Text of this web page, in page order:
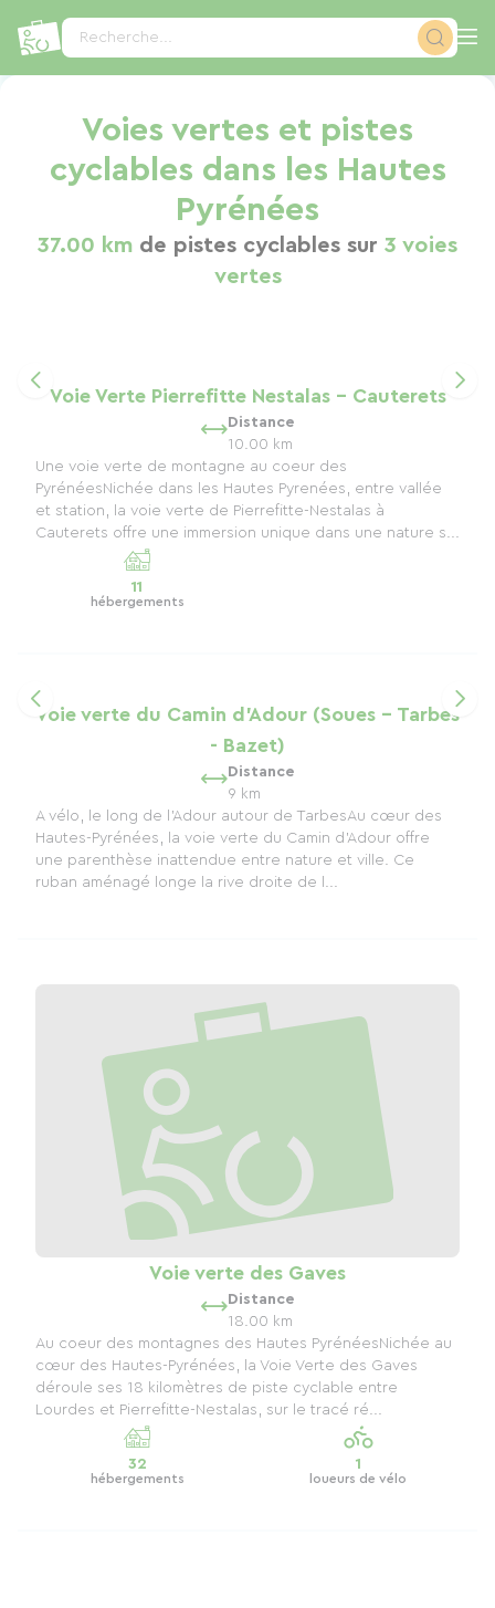
Recherche...
Voies vertes et pistes
cyclables dans les Hautes
Pyrénées
37.00 km de pistes cyclables sur 3 voies
vertes
Voie Verte Pierrefitte Nestalas - Cauterets
Distance
10.00 km
Une voie verte de montagne au coeur des
PyrénéesNichée dans les Hautes Pyrenées, entre vallée
et station, la voie verte de Pierrefitte-Nestalas à
Cauterets offre une immersion unique dans une nature s...
11
hébergements
Voie verte du Camin d'Adour (Soues - Tarbes
- Bazet)
Distance
9 km
A vélo, le long de l'Adour autour de TarbesAu cœur des
Hautes-Pyrénées, la voie verte du Camin d’Adour offre
une parenthèse inattendue entre nature et ville. Ce
ruban aménagé longe la rive droite de l...
Voie verte des Gaves
Distance
18.00 km
Au coeur des montagnes des Hautes PyrénéesNichée au
cœur des Hautes-Pyrénées, la Voie Verte des Gaves
déroule ses 18 kilomètres de piste cyclable entre
Lourdes et Pierrefitte-Nestalas, sur le tracé ré...
32
hébergements
1
loueurs de vélo
Panneau de gestion des cookies